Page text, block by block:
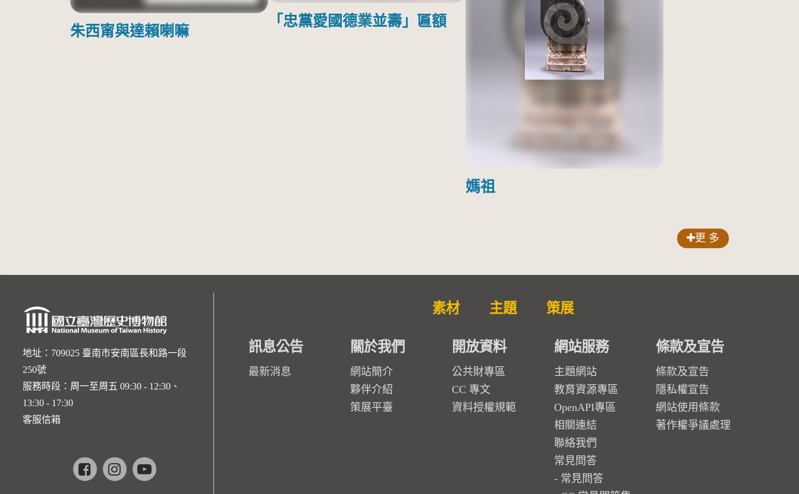
朱西甯與達賴喇嘛
「忠黨愛國德業並壽」匾額
媽祖
更 多
地址：709025 臺南市安南區長和路一段
250號
服務時段：周一至周五 09:30 - 12:30、
13:30 - 17:30
客服信箱
Facebookinstagramyoutube
素材 主題 策展
訊息公告
最新消息
關於我們
網站簡介
夥伴介紹
策展平臺
開放資料
公共財專區
CC 專文
資料授權規範
網站服務
主題網站
教育資源專區
OpenAPI專區
相關連結
聯絡我們
常見問答
常見問答
條款及宣告
條款及宣告
隱私權宣告
網站使用條款
著作權爭議處理